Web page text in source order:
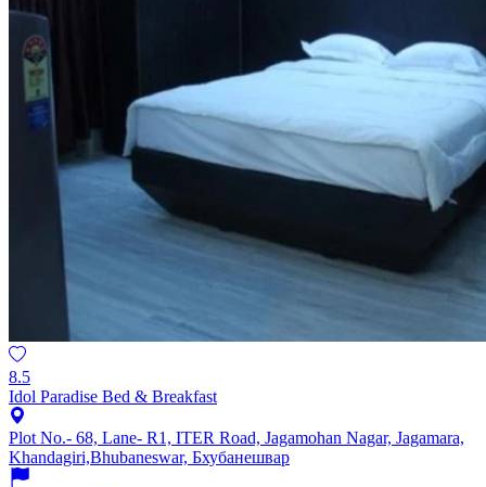
8.5
Idol Paradise Bed & Breakfast
Plot No.- 68, Lane- R1, ITER Road, Jagamohan Nagar, Jagamara,
Khandagiri,Bhubaneswar, Бхубанешвар